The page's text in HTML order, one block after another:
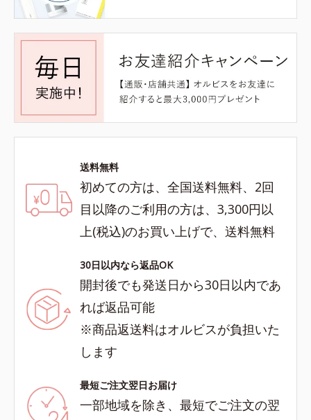
送料無料
初めての方は、全国送料無料、2回
目以降のご利用の方は、3,300円以
上(税込)のお買い上げで、送料無料
30日以内なら返品OK
開封後でも発送日から30日以内であ
れば返品可能
※商品返送料はオルビスが負担いた
します
最短ご注文翌日お届け
一部地域を除き、最短でご注文の翌